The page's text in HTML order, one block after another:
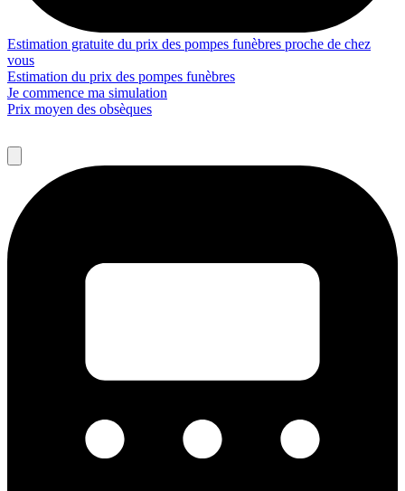
Estimation gratuite du prix des pompes funèbres proche de chez
vous
Estimation du prix des pompes funèbres
Je commence ma simulation
Prix moyen des obsèques